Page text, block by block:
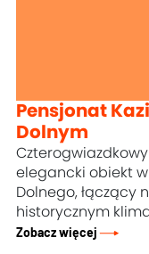
Pensjonat
Dolnym
Czterogwiazdkowy
elegancki obiekt
Dolnego, łączący
historycznym
Zobacz więcej